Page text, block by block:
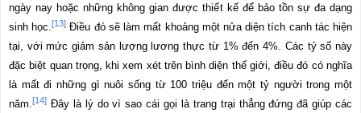
ngày nay hoặc những không gian được thiết kế để bảo tồn sự đa dạng
sinh học.[13] Điều đó sẽ làm mất khoảng một nửa diện tích canh tác hiện
tại, với mức giảm sản lượng lương thực từ 1% đến 4%. Các tỷ số này
đặc biệt quan trọng, khi xem xét trên bình diện thế giới, điều đó có nghĩa
là mất đi những gì nuôi sống từ 100 triệu đến một tỷ người trong một
năm. [14] Đây là lý do vì sao cái gọi là trang trại thẳng đứng đã giúp các